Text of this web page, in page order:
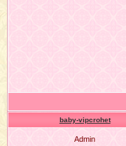
baby-vipcrohet
Admin